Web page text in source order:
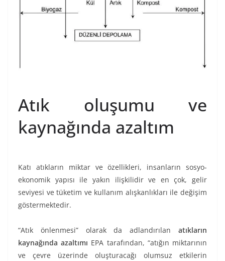
Atık oluşumu ve
kaynağında azaltım
Katı atıkların miktar ve özellikleri, insanların sosyo-
ekonomik yapısı ile yakın ilişkilidir ve en çok, gelir
seviyesi ve tüketim ve kullanım alışkanlıkları ile değişim
göstermektedir.
“Atık önlenmesi” olarak da adlandırılan atıkların
kaynağında azaltımı EPA tarafından, “atığın miktarının
ve çevre üzerinde oluşturacağı olumsuz etkilerin